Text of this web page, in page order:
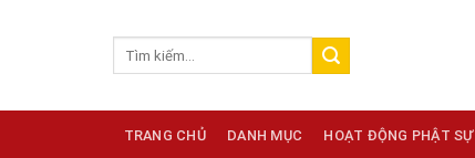
TRANG CHỦ DANH MỤC HOẠT ĐỘNG PHẬT SỰ